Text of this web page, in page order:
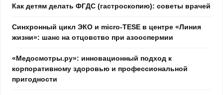
Как детям делать ФГДС (гастроскопию): советы врачей
Синхронный цикл ЭКО и micro-TESE в центре «Линия
жизни»: шанс на отцовство при азооспермии
«Медосмотры.ру»: инновационный подход к
корпоративному здоровью и профессиональной
пригодности